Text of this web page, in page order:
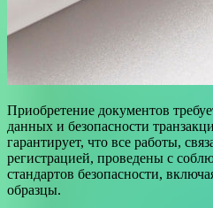
Приобретение документов
данных и безопасности
гарантирует, что все работы,
регистрацией, проведены с
стандартов безопасности,
образцы.